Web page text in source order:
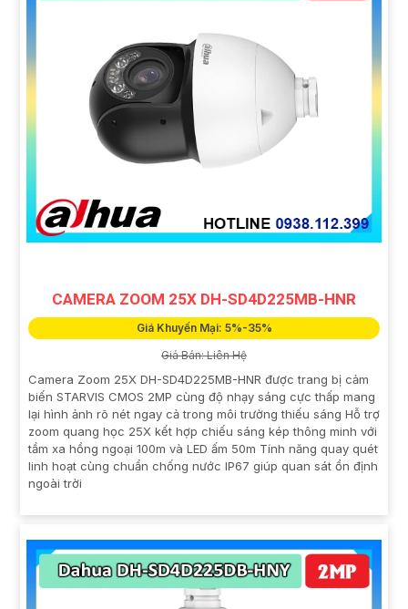
CAMERA ZOOM 25X DH-SD4D225MB-HNR
Giá Khuyến Mại: 5%-35%
Giá Bán: Liên Hệ
Camera Zoom 25X DH-SD4D225MB-HNR được trang bị cảm
biến STARVIS CMOS 2MP cùng độ nhạy sáng cực thấp mang
lại hình ảnh rõ nét ngay cả trong môi trường thiếu sáng Hỗ trợ
zoom quang học 25X kết hợp chiếu sáng kép thông minh với
tầm xa hồng ngoại 100m và LED ấm 50m Tính năng quay quét
linh hoạt cùng chuẩn chống nước IP67 giúp quan sát ổn định
ngoài trời